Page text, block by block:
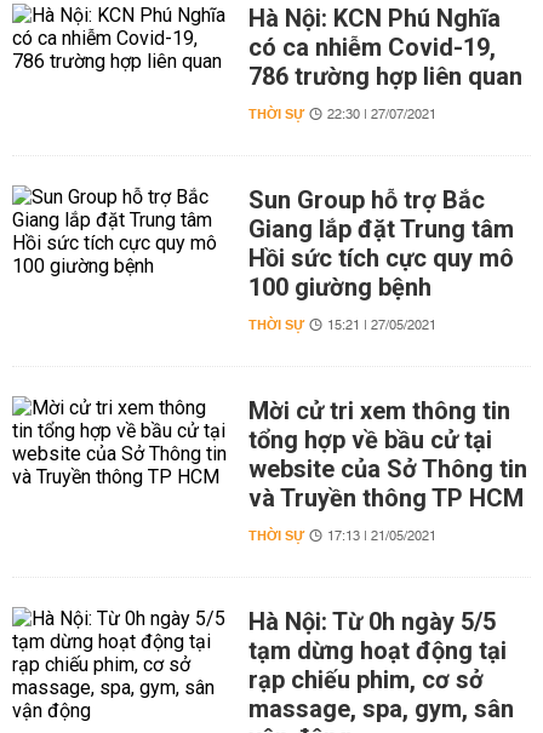
Hà Nội: KCN Phú Nghĩa
có ca nhiễm Covid-19,
786 trường hợp liên quan
THỜI SỰ 22:30 | 27/07/2021
Sun Group hỗ trợ Bắc
Giang lắp đặt Trung tâm
Hồi sức tích cực quy mô
100 giường bệnh
THỜI SỰ 15:21 | 27/05/2021
Mời cử tri xem thông tin
tổng hợp về bầu cử tại
website của Sở Thông tin
và Truyền thông TP HCM
THỜI SỰ 17:13 | 21/05/2021
Hà Nội: Từ 0h ngày 5/5
tạm dừng hoạt động tại
rạp chiếu phim, cơ sở
massage, spa, gym, sân